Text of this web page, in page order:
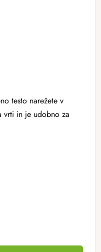
testo narežete v
vrti in je udobno za